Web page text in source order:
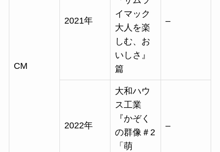
CM
2021年
イマック
大人を楽
しむ、お
いしさ』
篇
–
2022年
大和ハウ
ス工業
『かぞく
の群像＃2
「萌
–